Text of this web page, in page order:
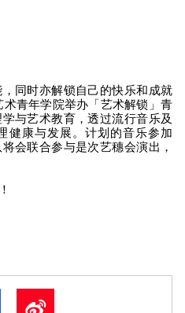
同时亦解锁自己的快乐和成就
术青年学院举办「艺术解锁」青
与艺术教育，透过流行音乐及
健康与发展。计划的音乐参加
会联合参与是次艺穗会演出，